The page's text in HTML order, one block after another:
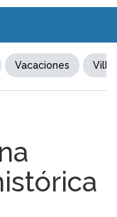
Vacaciones Villa